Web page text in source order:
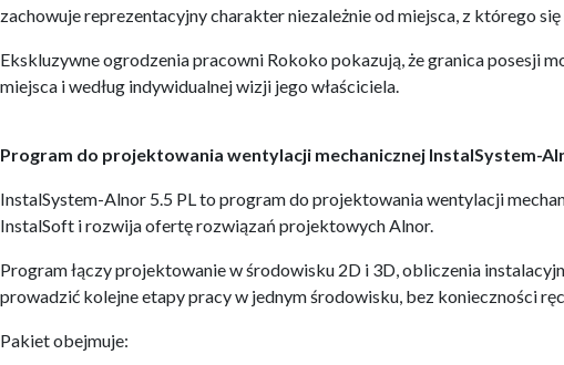
zachowuje reprezentacyjny charakter niezależnie od miejsca, z którego się
Ekskluzywne ogrodzenia pracowni Rokoko pokazują, że granica posesji
miejsca i według indywidualnej wizji jego właściciela.
Program do projektowania wentylacji mechanicznej InstalSystem-
InstalSystem-Alnor 5.5 PL to program do projektowania wentylacji
InstalSoft i rozwija ofertę rozwiązań projektowych Alnor.
Program łączy projektowanie w środowisku 2D i 3D, obliczenia
prowadzić kolejne etapy pracy w jednym środowisku, bez konieczności
Pakiet obejmuje: